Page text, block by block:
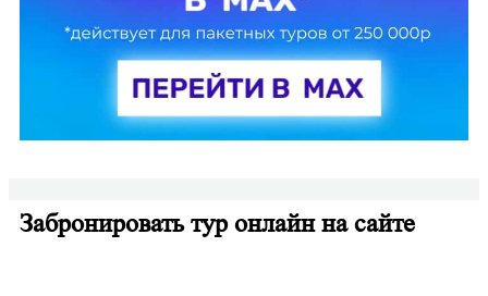
Забронировать тур онлайн на сайте